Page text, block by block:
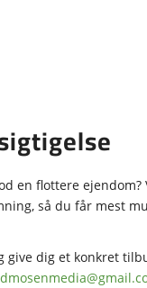
en flottere ejendom?
så du får mest
dig et konkret